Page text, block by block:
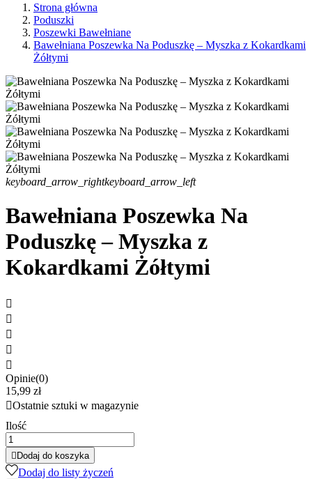
Strona główna
Poduszki
Poszewki Bawełniane
Bawełniana Poszewka Na Poduszkę – Myszka z Kokardkami
Żółtymi
keyboard_arrow_rightkeyboard_arrow_left
Bawełniana Poszewka Na
Poduszkę – Myszka z
Kokardkami Żółtymi





Opinie(0)
15,99 zł
Ostatnie sztuki w magazynie
Ilość
 Dodaj do koszyka
Dodaj do listy życzeń